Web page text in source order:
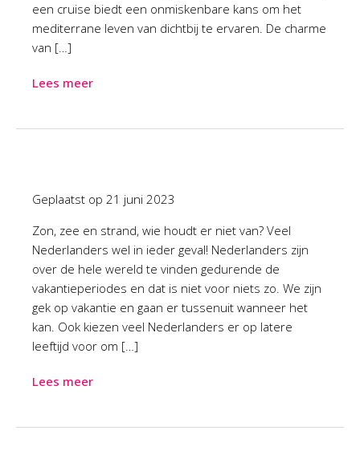
een cruise biedt een onmiskenbare kans om het
mediterrane leven van dichtbij te ervaren. De charme
van […]
Lees meer
Geplaatst op 21 juni 2023
Zon, zee en strand, wie houdt er niet van? Veel
Nederlanders wel in ieder geval! Nederlanders zijn
over de hele wereld te vinden gedurende de
vakantieperiodes en dat is niet voor niets zo. We zijn
gek op vakantie en gaan er tussenuit wanneer het
kan. Ook kiezen veel Nederlanders er op latere
leeftijd voor om […]
Lees meer